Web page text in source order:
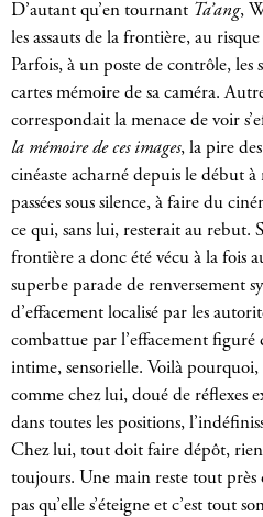
D’autant qu’en tournant Ta’ang,
les assauts de la frontière, au
Parfois, à un poste de contrôle, les
cartes mémoire de sa caméra.
correspondait la menace de voir
la mémoire de ces images, la pire
cinéaste acharné depuis le début à
passées sous silence, à faire du
ce qui, sans lui, resterait au rebut.
frontière a donc été vécu à la fois
superbe parade de renversement
d’effacement localisé par les
combattue par l’effacement figuré
intime, sensorielle. Voilà
comme chez lui, doué de réflexes
dans toutes les positions,
Chez lui, tout doit faire dépôt,
toujours. Une main reste tout
pas qu’elle s’éteigne et c’est tout